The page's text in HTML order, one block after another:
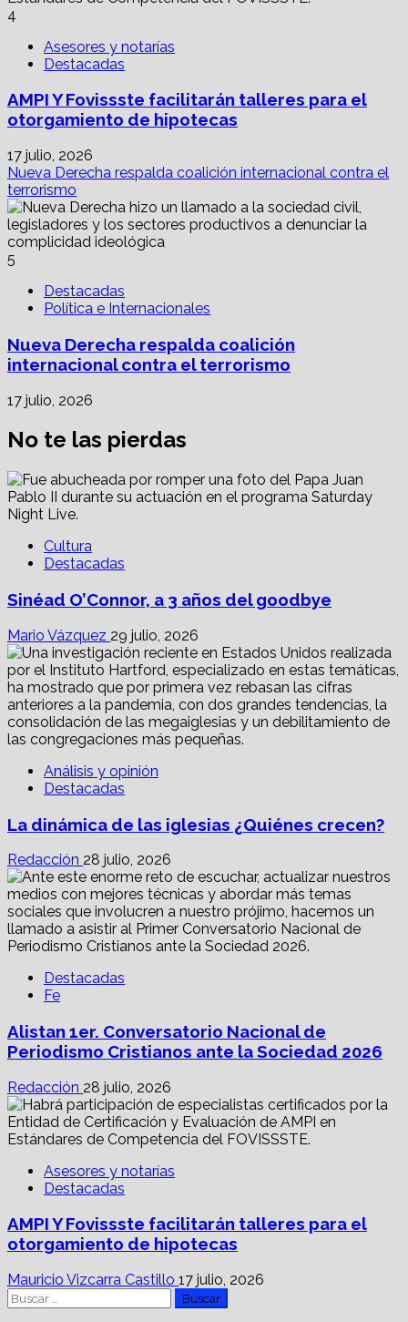
4
Asesores y notarías
Destacadas
AMPI Y Fovissste facilitarán talleres para el
otorgamiento de hipotecas
17 julio, 2026
Nueva Derecha respalda coalición internacional contra el
terrorismo
5
Destacadas
Política e Internacionales
Nueva Derecha respalda coalición
internacional contra el terrorismo
17 julio, 2026
No te las pierdas
Cultura
Destacadas
Sinéad O’Connor, a 3 años del goodbye
Mario Vázquez 29 julio, 2026
Análisis y opinión
Destacadas
La dinámica de las iglesias ¿Quiénes crecen?
Redacción 28 julio, 2026
Destacadas
Fe
Alistan 1er. Conversatorio Nacional de
Periodismo Cristianos ante la Sociedad 2026
Redacción 28 julio, 2026
Asesores y notarías
Destacadas
AMPI Y Fovissste facilitarán talleres para el
otorgamiento de hipotecas
Mauricio Vizcarra Castillo 17 julio, 2026
Buscar: